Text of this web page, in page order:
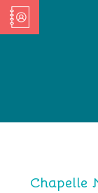
Nos
Chapelle